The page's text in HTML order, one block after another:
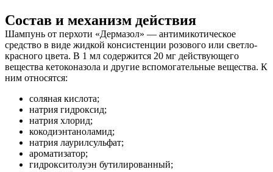
Состав и механизм действия
Шампунь от перхоти «Дермазол» — антимикотическое
средство в виде жидкой консистенции розового или светло-
красного цвета. В 1 мл содержится 20 мг действующего
вещества кетоконазола и другие вспомогательные вещества. К
ним относятся:
соляная кислота;
натрия гидроксид;
натрия хлорид;
кокодиэнтаноламид;
натрия лаурилсульфат;
ароматизатор;
гидрокситолуэн бутилированный;